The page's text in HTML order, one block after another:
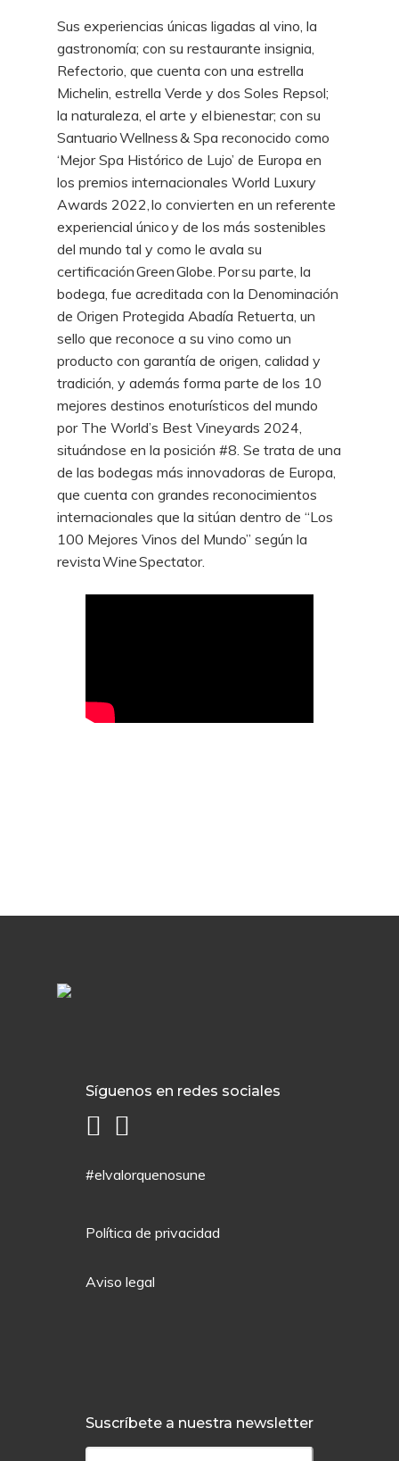
Sus experiencias únicas ligadas al vino, la
gastronomía; con su restaurante insignia,
Refectorio, que cuenta con una estrella
Michelin, estrella Verde y dos Soles Repsol;
la naturaleza, el arte y el bienestar; con su
Santuario Wellness & Spa reconocido como
‘Mejor Spa Histórico de Lujo’ de Europa en
los premios internacionales World Luxury
Awards 2022, lo convierten en un referente
experiencial único y de los más sostenibles
del mundo tal y como le avala su
certificación Green Globe. Por su parte, la
bodega, fue acreditada con la Denominación
de Origen Protegida Abadía Retuerta, un
sello que reconoce a su vino como un
producto con garantía de origen, calidad y
tradición, y además forma parte de los 10
mejores destinos enoturísticos del mundo
por The World’s Best Vineyards 2024,
situándose en la posición #8. Se trata de una
de las bodegas más innovadoras de Europa,
que cuenta con grandes reconocimientos
internacionales que la sitúan dentro de “Los
100 Mejores Vinos del Mundo” según la
revista Wine Spectator.
Síguenos en redes sociales
#elvalorquenosune
Política de privacidad
Aviso legal
Suscríbete a nuestra newsletter